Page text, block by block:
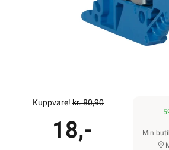
Kuppvare! kr. 80,90
18,-
Min